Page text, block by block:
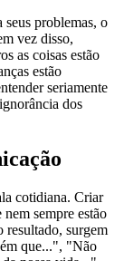
problemas, o
vez disso,
as coisas estão
estão
seriamente
dos
cotidiana. Criar
sempre estão
resultado, surgem
que...", "Não